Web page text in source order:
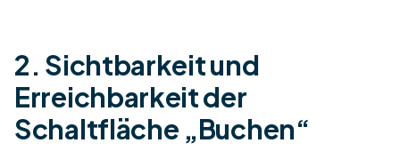
2. Sichtbarkeit und
Erreichbarkeit der
Schaltfläche „Buchen“